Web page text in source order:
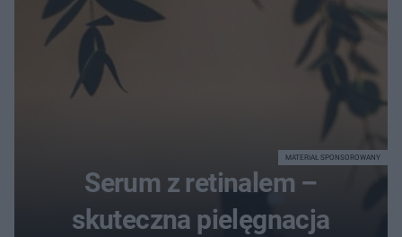
Serum z retinalem –
skuteczna pielęgnacja
MATERIAŁ SPONSOROWANY